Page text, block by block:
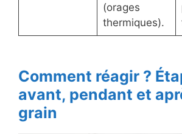
(orages
thermiques).
Comment réagir ?
avant, pendant et
grain